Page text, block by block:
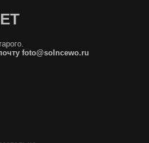
foto@solncewo.ru